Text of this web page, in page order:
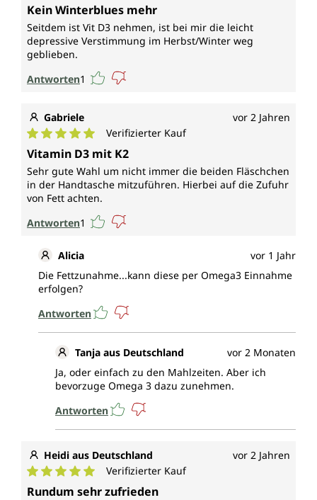
Durchschnittliche Bewertung von 5 von 5 Sternen
Kein Winterblues mehr
Seitdem ist Vit D3 nehmen, ist bei mir die leicht
depressive Verstimmung im Herbst/Winter weg
geblieben.
Antworten1
Gabriele vor 2 Jahren
Durchschnittliche Bewertung von 5 von 5 Sternen
Verifizierter Kauf
Vitamin D3 mit K2
Sehr gute Wahl um nicht immer die beiden Fläschchen
in der Handtasche mitzuführen. Hierbei auf die Zufuhr
von Fett achten.
Antworten1
Alicia
vor 1 Jahr
Die Fettzunahme...kann diese per Omega3 Einnahme
erfolgen?
Antworten
Tanja aus Deutschland
vor 2 Monaten
Ja, oder einfach zu den Mahlzeiten. Aber ich
bevorzuge Omega 3 dazu zunehmen.
Antworten
Heidi aus Deutschland vor 2 Jahren
Durchschnittliche Bewertung von 5 von 5 Sternen
Verifizierter Kauf
Rundum sehr zufrieden